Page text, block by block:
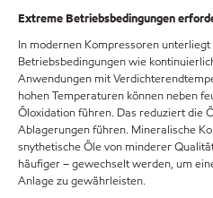
Extreme Betriebsbedingungen
In modernen Kompressoren
Betriebsbedingungen wie
Anwendungen mit
hohen Temperaturen können neben
Öloxidation führen. Das reduziert die
Ablagerungen führen. Mineralische
snythetische Öle von minderer
häufiger – gewechselt werden, um
Anlage zu gewährleisten.